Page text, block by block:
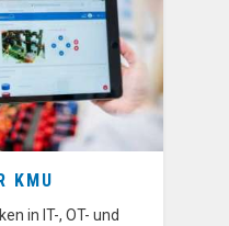
KMU
in IT-, OT- und